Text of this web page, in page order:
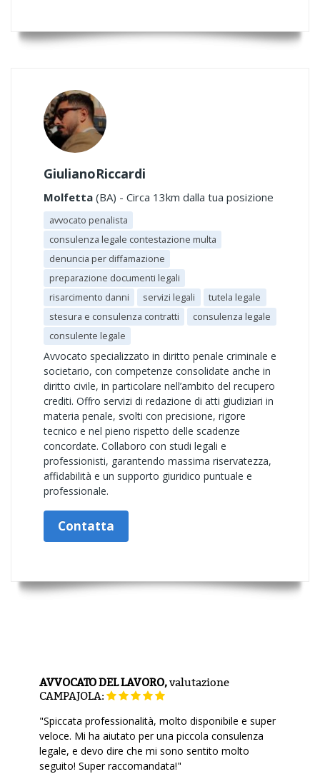
GiulianoRiccardi
Molfetta (BA) - Circa 13km dalla tua posizione
avvocato penalista
consulenza legale contestazione multa
denuncia per diffamazione
preparazione documenti legali
risarcimento danni
servizi legali
tutela legale
stesura e consulenza contratti
consulenza legale
consulente legale
Avvocato specializzato in diritto penale criminale e
societario, con competenze consolidate anche in
diritto civile, in particolare nell’ambito del recupero
crediti. Offro servizi di redazione di atti giudiziari in
materia penale, svolti con precisione, rigore
tecnico e nel pieno rispetto delle scadenze
concordate. Collaboro con studi legali e
professionisti, garantendo massima riservatezza,
affidabilità e un supporto giuridico puntuale e
professionale.
Contatta
AVVOCATO DEL LAVORO,valutazione
CAMPAJOLA:
"Spiccata professionalità, molto disponibile e super
veloce. Mi ha aiutato per una piccola consulenza
legale, e devo dire che mi sono sentito molto
seguito! Super raccomandata!"